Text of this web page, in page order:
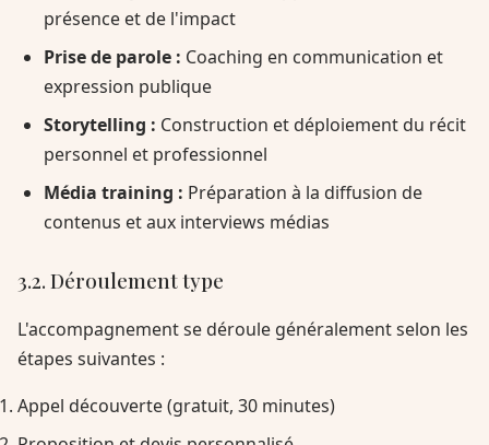
présence et de l'impact
Prise de parole : Coaching en communication et
expression publique
Storytelling : Construction et déploiement du récit
personnel et professionnel
Média training : Préparation à la diffusion de
contenus et aux interviews médias
3.2. Déroulement type
L'accompagnement se déroule généralement selon les
étapes suivantes :
Appel découverte (gratuit, 30 minutes)